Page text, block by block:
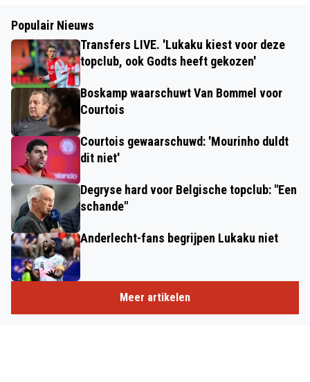
Populair Nieuws
Transfers LIVE. 'Lukaku kiest voor deze
topclub, ook Godts heeft gekozen'
Boskamp waarschuwt Van Bommel voor
Courtois
Courtois gewaarschuwd: 'Mourinho duldt
dit niet'
Degryse hard voor Belgische topclub: "Een
schande"
Anderlecht-fans begrijpen Lukaku niet
Meer artikelen